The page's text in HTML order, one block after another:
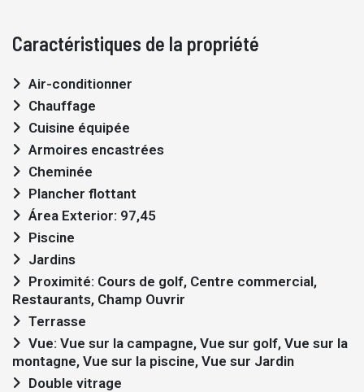
Caractéristiques de la propriété
Air-conditionner
Chauffage
Cuisine équipée
Armoires encastrées
Cheminée
Plancher flottant
Área Exterior: 97,45
Piscine
Jardins
Restaurants, Champ Ouvrir
Terrasse
montagne, Vue sur la piscine, Vue sur Jardin
Double vitrage